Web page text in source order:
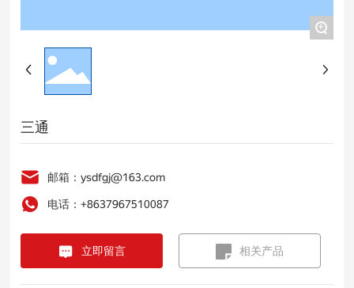
+
三通
邮箱：ysdfgj@163.com
电话：+8637967510087
立即留言 相关产品